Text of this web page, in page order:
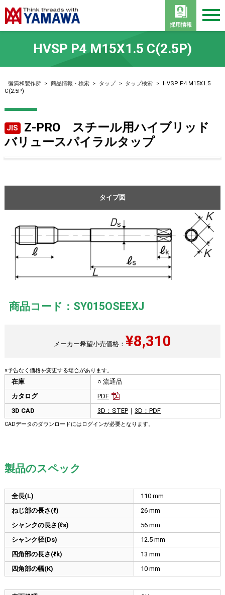
採用情報
HVSP P4 M15X1.5 C(2.5P)
彌満和製作所 > 商品情報・検索 > タップ > タップ検索 >
HVSP P4 M15X1.5
C(2.5P)
JIS
Z-PRO スチール用ハイブリッド
バリュースパイラルタップ
タイプ図
商品コード：SY015OSEEXJ
メーカー希望小売価格： ¥8,310
※予告なく価格を変更する場合があります。
在庫
○ 流通品
カタログ
PDF
3D CAD
3D：STEP｜ 3D：PDF
CADデータのダウンロードにはログインが必要となります。
製品のスペック
全長(L) 110 mm
ねじ部の長さ(ℓ)
26 mm
シャンクの長さ(ℓs)
56 mm
シャンク径(Ds)
12.5 mm
四角部の長さ(ℓk)
13 mm
四角部の幅(K)
10 mm